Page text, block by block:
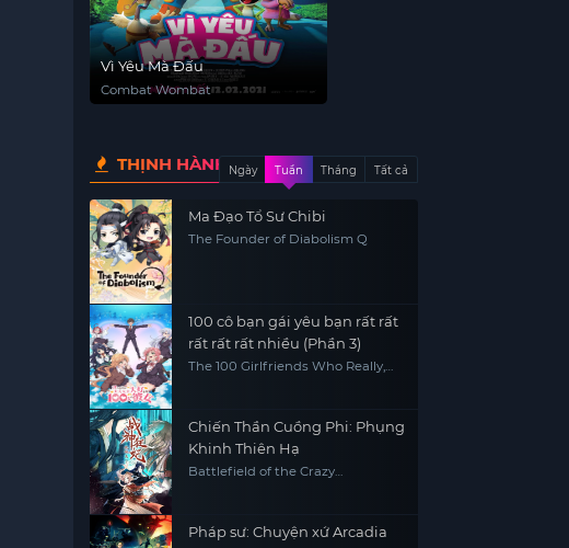
Vì Yêu Mà Đấu
Combat Wombat
THỊNH HÀNHNgày Tuần Tháng Tất cả
Ma Đạo Tổ Sư Chibi
The Founder of Diabolism Q
100 cô bạn gái yêu bạn rất rất
rất rất rất nhiều (Phần 3)
The 100 Girlfriends Who Really,
Chiến Thần Cuồng Phi: Phụng
Khinh Thiên Hạ
Battlefield of the Crazy
Pháp sư: Chuyện xứ Arcadia